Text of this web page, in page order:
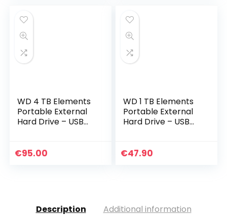
WD 4 TB Elements
Portable External
Hard Drive – USB
€95.00
WD 1 TB Elements
Portable External
Hard Drive – USB
€47.90
Description Additional information